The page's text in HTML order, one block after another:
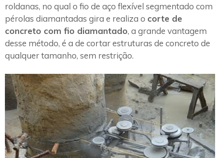
roldanas, no qual o fio de aço flexível segmentado com
pérolas diamantadas gira e realiza o corte de
concreto com fio diamantado, a grande vantagem
desse método, é a de cortar estruturas de concreto de
qualquer tamanho, sem restrição.